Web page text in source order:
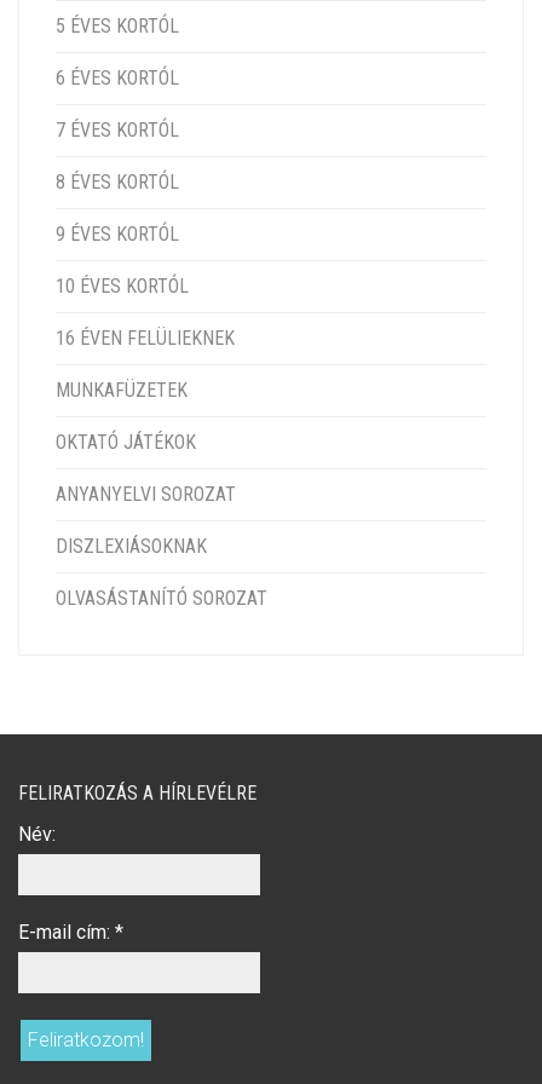
5 ÉVES KORTÓL
6 ÉVES KORTÓL
7 ÉVES KORTÓL
8 ÉVES KORTÓL
9 ÉVES KORTÓL
10 ÉVES KORTÓL
16 ÉVEN FELÜLIEKNEK
MUNKAFÜZETEK
OKTATÓ JÁTÉKOK
ANYANYELVI SOROZAT
DISZLEXIÁSOKNAK
OLVASÁSTANÍTÓ SOROZAT
FELIRATKOZÁS A HÍRLEVÉLRE
Név:
E-mail cím: *